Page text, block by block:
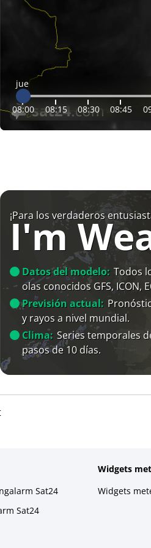
jue
08:00 08:15 08:30 08:45
¡Para los verdaderos
I'm
Datos del modelo: Todos
olas conocidos GFS, ICON,
Previsión actual:
y rayos a nivel mundial.
Clima: Series temporales
pasos de 10 días.
Sat24
Sat24
Widgets
Widgets